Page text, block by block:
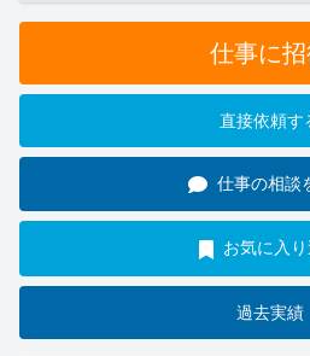
仕事に
直接依頼す
仕事の相談
お気に入
過去実績